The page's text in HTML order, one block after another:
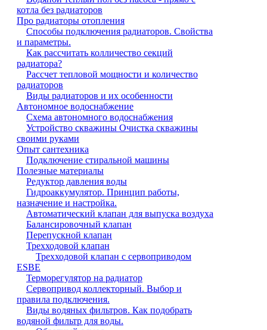
котла без радиаторов
Про радиаторы отопления
Способы подключения радиаторов. Свойства
и параметры.
Как рассчитать колличество секций
радиатора?
Рассчет тепловой мощности и количество
радиаторов
Виды радиаторов и их особенности
Автономное водоснабжение
Схема автономного водоснабжения
Устройство скважины Очистка скважины
своими руками
Опыт сантехника
Подключение стиральной машины
Полезные материалы
Редуктор давления воды
Гидроаккумулятор. Принцип работы,
назначение и настройка.
Автоматический клапан для выпуска воздуха
Балансировочный клапан
Перепускной клапан
Трехходовой клапан
Трехходовой клапан с сервоприводом
ESBE
Терморегулятор на радиатор
Сервопривод коллекторный. Выбор и
правила подключения.
Виды водяных фильтров. Как подобрать
водяной фильтр для воды.